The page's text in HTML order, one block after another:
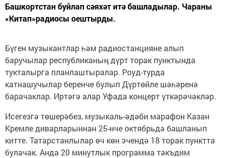
Башкортстан буйлап сәяхәт итә башладылар. Чараны
«Китап»радиосы оештырды.
Бүген музыкантлар һәм радиостанцияне алып
баручылар республиканың дүрт торак пунктында
тукталырга планлаштыралар. Роуд-турда
катнашучылар беренче булып Дүртөйле шәһәренә
барачаклар. Иртәгә алар Уфада концерт үткәрәчәкләр.
Исегезгә төшерәбез, музыкаль-әдәби марафон Казан
Кремле диварларыннан 25-нче октябрьдә башланып
китте. Татарстанлылар өч көн эчендә 18 торак пунктта
булачак. Анда 20 минутлык программа тәкъдим